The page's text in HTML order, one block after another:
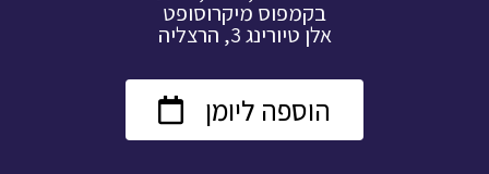
בקמפוס מיקרוסופט
אלן טיורינג 3, הרצליה
הוספה ליומן